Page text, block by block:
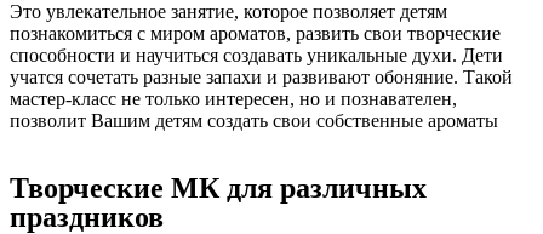
Это увлекательное занятие, которое позволяет детям
познакомиться с миром ароматов, развить свои творческие
способности и научиться создавать уникальные духи. Дети
учатся сочетать разные запахи и развивают обоняние. Такой
мастер-класс не только интересен, но и познавателен,
позволит Вашим детям создать свои собственные ароматы
Творческие МК для различных
праздников